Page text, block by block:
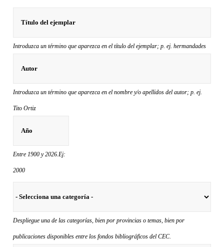
Introduzca un término que aparezca en el título del ejemplar; p. ej. hermandades
Introduzca un término que aparezca en el nombre y/o apellidos del autor; p. ej.
Tito Ortiz
Entre 1900 y 2026.Ej:
2000
Despliegue una de las categorías, bien por provincias o temas, bien por
publicaciones disponibles entre los fondos bibliográficos del CEC.